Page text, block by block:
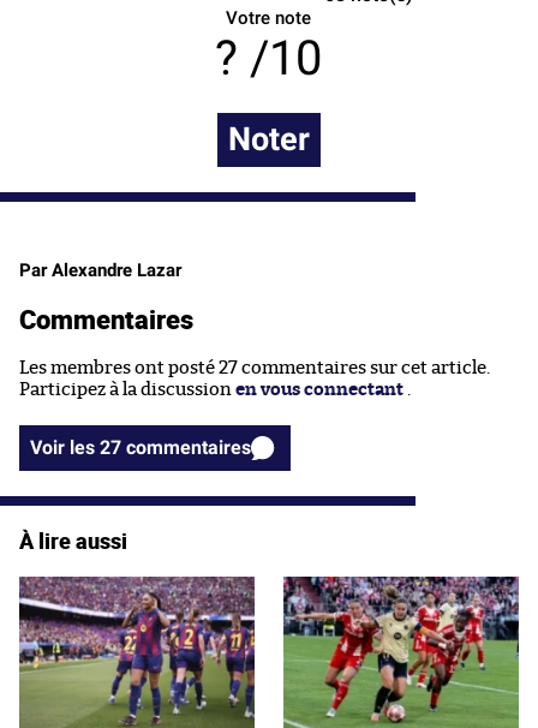
Votre note
/10
Noter
Par Alexandre Lazar
Commentaires
Les membres ont posté 27 commentaires sur cet article.
Participez à la discussion en vous connectant
Voir les 27 commentaires
À lire aussi